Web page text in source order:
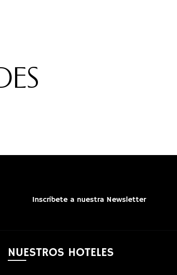
Inscríbete a nuestra Newsletter
NUESTROS HOTELES